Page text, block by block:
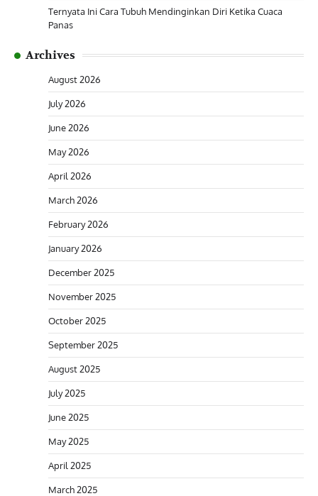
Ternyata Ini Cara Tubuh Mendinginkan Diri Ketika Cuaca
Panas
Archives
August 2026
July 2026
June 2026
May 2026
April 2026
March 2026
February 2026
January 2026
December 2025
November 2025
October 2025
September 2025
August 2025
July 2025
June 2025
May 2025
April 2025
March 2025